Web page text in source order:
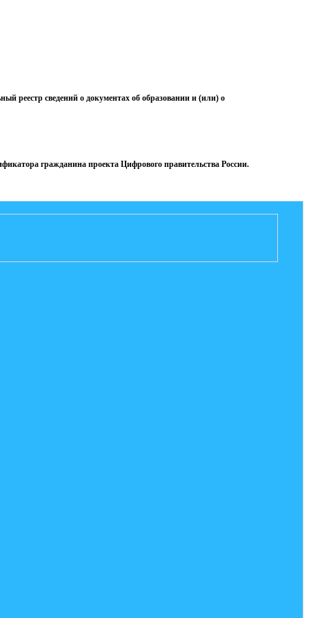
реестр сведений о документах об образовании и (или) о
гражданина проекта Цифрового правительства России.